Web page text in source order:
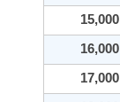
15,000
16,000
17,000